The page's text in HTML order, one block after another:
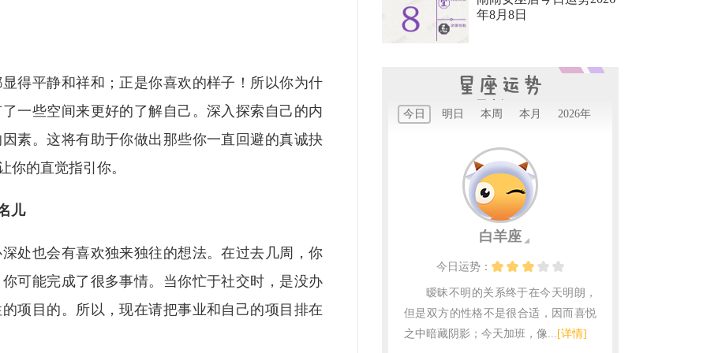
得平静和祥和；正是你喜欢的样子！所以你为什
一些空间来更好的了解自己。深入探索自己的内
素。这将有助于你做出那些你一直回避的真诚抉
你的直觉指引你。
儿
处也会有喜欢独来独往的想法。在过去几周，你
可能完成了很多事情。当你忙于社交时，是没办
项目的。所以，现在请把事业和自己的项目排在
年8月8日
星座运程
今日 明日 本周 本月 2026年
白羊座
今日 运势：
暧昧不明的关系终于在今天明朗，
但是双方的性格不是很合适，因而喜悦
之中暗藏阴影；今天加班，像... [详情]